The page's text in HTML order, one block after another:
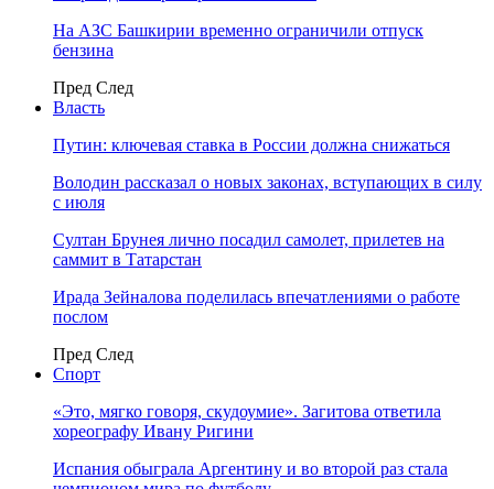
На АЗС Башкирии временно ограничили отпуск
бензина
Пред След
Власть
Путин: ключевая ставка в России должна снижаться
Володин рассказал о новых законах, вступающих в силу
с июля
Султан Брунея лично посадил самолет, прилетев на
саммит в Татарстан
Ирада Зейналова поделилась впечатлениями о работе
послом
Пред След
Спорт
«Это, мягко говоря, скудоумие». Загитова ответила
хореографу Ивану Ригини
Испания обыграла Аргентину и во второй раз стала